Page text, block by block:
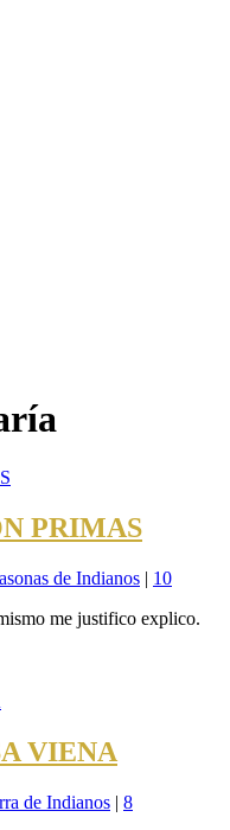
PRIMAS
de Indianos | 10
me justifico explico.
VIENA
de Indianos | 8